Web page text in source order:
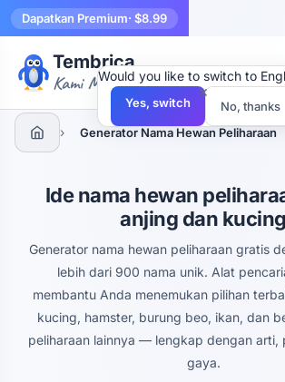
Dapatkan Premium· $8.99
Tembrica
Kami Membuat Alat
› Generator Nama Hewan Peliharaan
Ide nama hewan
anjing dan kucing
Generator nama hewan peliharaan gratis
lebih dari 900 nama unik. Alat
membantu Anda menemukan pilihan
kucing, hamster, burung beo, ikan, dan
peliharaan lainnya — lengkap dengan arti,
gaya.
×
Would you like to switch to
Yes, switch No, thanks